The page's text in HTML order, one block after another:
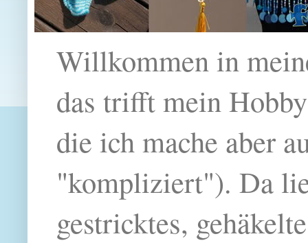
Willkommen in
das trifft mein
die ich mache aber
"kompliziert"). Da
gestricktes,